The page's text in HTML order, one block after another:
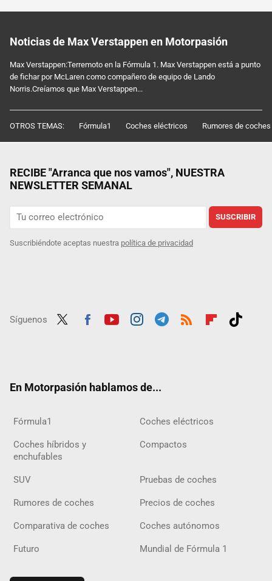
Noticias de Max Verstappen en Motorpasión
Max Verstappen:Terremoto en la Fórmula 1. Max Verstappen está a punto
de fichar por McLaren como compañero de equipo de Lando
Norris.Creíamos que Max Verstappen...
OTROS TEMAS: Fórmula1 Coches eléctricos Rumores de coches
RECIBE "Arranca que nos vamos", NUESTRA
NEWSLETTER SEMANAL
SUSCRIBIR
Suscribiéndote aceptas nuestra política de privacidad
Síguenos
En Motorpasión hablamos de...
Fórmula1 Coches eléctricos
Coches híbridos y
enchufables
Compactos
SUV Pruebas de coches
Rumores de coches Precios de coches
Comparativa de coches Coches autónomos
Futuro Mundial de Fórmula 1